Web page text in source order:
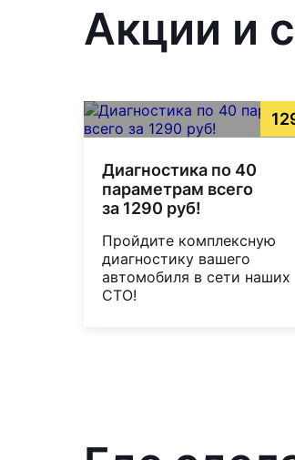
Акции и
Диагностика по 40
параметрам всего
за 1290 руб!
Пройдите комплексную
диагностику вашего
автомобиля в сети наших
СТО!